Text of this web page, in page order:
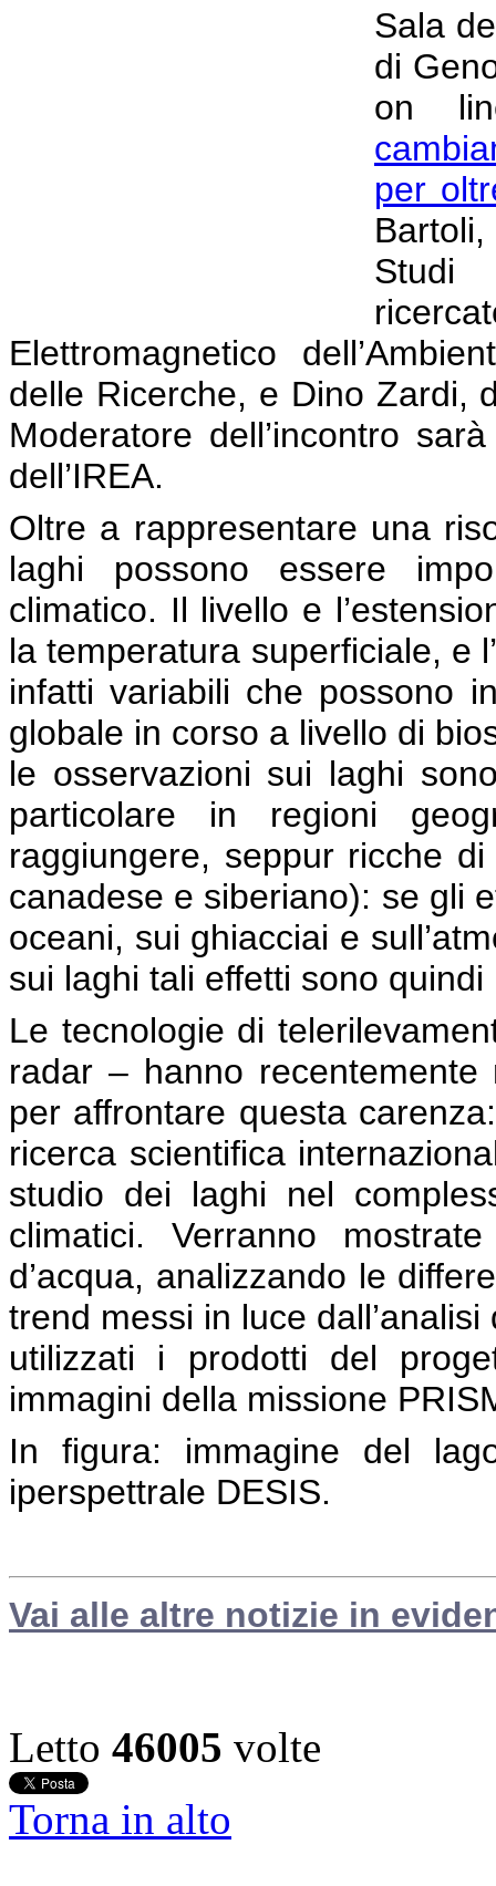
Sala
di
on
per
Elettromagnetico
delle Ricerche, e Dino Zardi,
Moderatore dell’incontro
dell’IREA.
Oltre a rappresentare una
laghi possono essere
climatico. Il livello e
la temperatura superficiale, e
infatti variabili che possono
globale in corso a livello di
le osservazioni sui laghi
particolare in regioni
raggiungere, seppur ricche
canadese e siberiano): se gli
oceani, sui ghiacciai e
sui laghi tali effetti sono
Le tecnologie di
radar – hanno
per affrontare questa
ricerca scientifica
studio dei laghi nel
climatici. Verranno
d’acqua, analizzando le
trend messi in luce
utilizzati i prodotti del
immagini della missione
In figura: immagine del
iperspettrale DESIS.
Vai alle altre notizie in
Letto 46005 volte
Torna in alto